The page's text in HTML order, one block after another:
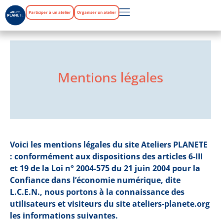
Participer à un atelier Organiser un atelier
Mentions légales
Voici les mentions légales du site Ateliers PLANETE
: conformément aux dispositions des articles 6-III
et 19 de la Loi n° 2004-575 du 21 juin 2004 pour la
Confiance dans l’économie numérique, dite
L.C.E.N., nous portons à la connaissance des
utilisateurs et visiteurs du site ateliers-planete.org
les informations suivantes.